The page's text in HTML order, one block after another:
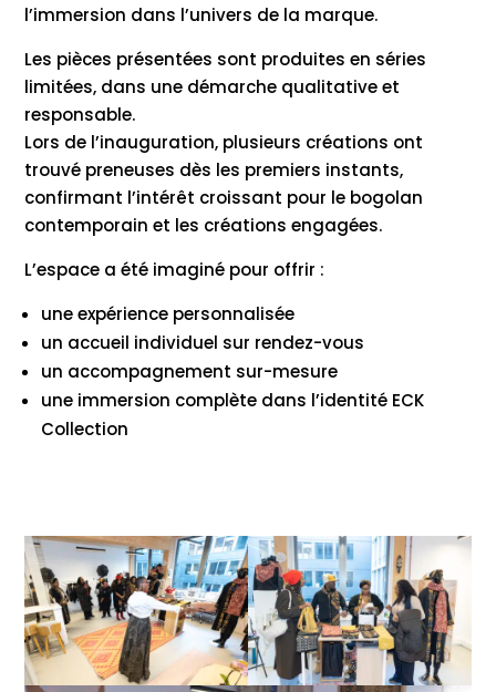
l’immersion dans l’univers de la marque.
Les pièces présentées sont produites en séries
limitées, dans une démarche qualitative et
responsable.
Lors de l’inauguration, plusieurs créations ont
trouvé preneuses dès les premiers instants,
confirmant l’intérêt croissant pour le bogolan
contemporain et les créations engagées.
L’espace a été imaginé pour offrir :
une expérience personnalisée
un accueil individuel sur rendez-vous
un accompagnement sur-mesure
une immersion complète dans l’identité ECK
Collection